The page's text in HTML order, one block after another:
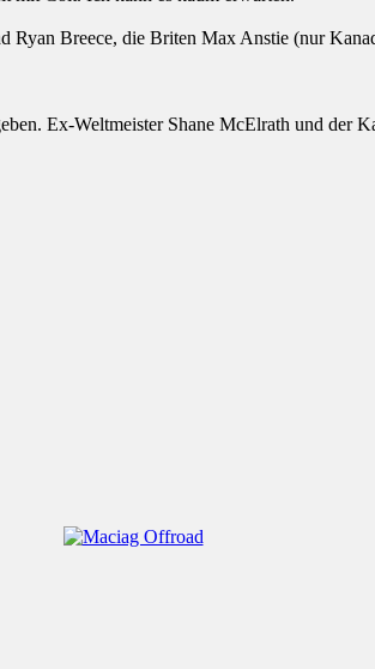
Breece, die Briten Max Anstie (nur
Ex-Weltmeister Shane McElrath und der